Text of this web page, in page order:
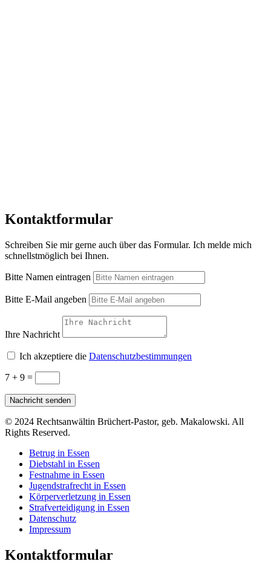
Kontaktformular
Schreiben Sie mir gerne auch über das Formular. Ich melde mich
schnellstmöglich bei Ihnen.
Bitte Namen eintragen
Bitte E-Mail angeben
Ihre Nachricht
Ich akzeptiere die Datenschutzbestimmungen
7 + 9 =
Nachricht senden
© 2024 Rechtsanwältin Brüchert-Pastor, geb. Makalowski. All
Rights Reserved.
Betrug in Essen
Diebstahl in Essen
Festnahme in Essen
Jugendstrafrecht in Essen
Körperverletzung in Essen
Strafverteidigung in Essen
Datenschutz
Impressum
Kontaktformular